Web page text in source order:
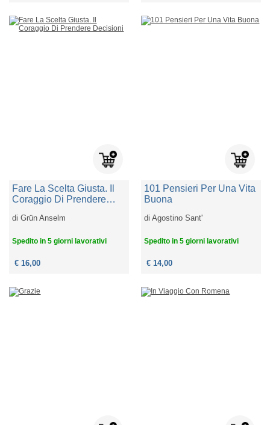
Fare La Scelta Giusta. Il
Coraggio Di Prendere
diGrün Anselm
Spedito in 5 giorni lavorativi
€ 16,00
101 Pensieri Per Una Vita
Buona
diAgostino Sant'
Spedito in 5 giorni lavorativi
€ 14,00